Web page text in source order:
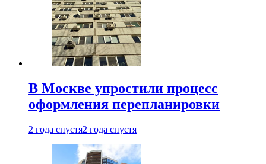
В Москве упростили процесс
оформления перепланировки
2 года спустя2 года спустя